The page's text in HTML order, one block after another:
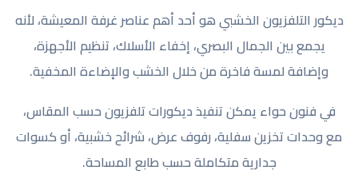
ديكور التلفزيون الخشبي هو أحد أهم عناصر غرفة المعيشة، لأنه
يجمع بين الجمال البصري، إخفاء الأسلاك، تنظيم الأجهزة،
وإضافة لمسة فاخرة من خلال الخشب والإضاءة المخفية.
في فنون حواء يمكن تنفيذ ديكورات تلفزيون حسب المقاس،
مع وحدات تخزين سفلية، رفوف عرض، شرائح خشبية، أو كسوات
جدارية متكاملة حسب طابع المساحة.